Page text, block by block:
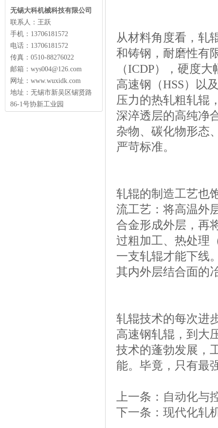
无锡大科机械科技有限公司
联系人：王跃
手机：13706181572
电话：13706181572
传真：0510-88276022
邮箱：wys004@126.com
网址：www.wuxidk.com
地址：无锡市新吴区锡贤路
86-1号协新工业园
从材料角度看，轧
和铸钢，耐磨性有
（ICDP），硬度
高速钢（HSS）以
压力的热轧粗轧辊
深淬透层的高纯净
杂物、碳化物形态
严苛标准。
轧辊的制造工艺也
流工艺：将高温外
合金形成外层，再
过粗加工、热处理
一支轧辊才能下线
其内外层结合面的
轧辊技术的每次进
高速钢轧辊，到大
技术的蓬勃发展，
能。毕竟，只有最
上一条： 自动化与
下一条： 现代化轧